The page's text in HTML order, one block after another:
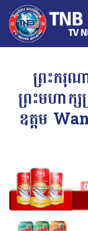
ព្រះករុណ
ព្រះមហាក្ស
ឧត្តម